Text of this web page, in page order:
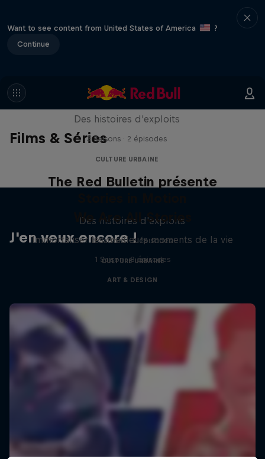
Want to see content from United States of America
?
Continue
Films & Séries
Stories in Motion
Des histoires d'exploits
3 Saisons · 2 épisodes
CULTURE URBAINE
J'en veux encore !
The Red Bulletin présente
Des histoires d'exploits
3 Saisons · 2 épisodes
CULTURE URBAINE
We Are All Stories
Immortaliser les meilleurs moments de la vie
1 Saison · 8 épisodes
ART & DESIGN